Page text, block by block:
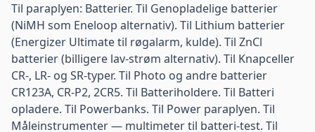
Til paraplyen: Batterier. Til Genopladelige batterier
(NiMH som Eneloop alternativ). Til Lithium batterier
(Energizer Ultimate til røgalarm, kulde). Til ZnCl
batterier(billigere lav-strøm alternativ). Til Knapceller
CR-, LR- og SR-typer. Til Photo og andre batterier
CR123A, CR-P2, 2CR5. Til Batteriholdere. Til Batteri
opladere. Til Powerbanks. Til Power paraplyen. Til
Måleinstrumenter— multimeter til batteri-test. Til